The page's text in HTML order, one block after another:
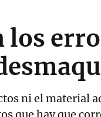
los
ni el material